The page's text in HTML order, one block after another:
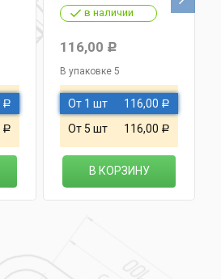
Р
Р
в наличии
116,00 Р
В упаковке 5
От 1 шт 116,00 Р
От 5 шт 116,00 Р
В КОРЗИНУ